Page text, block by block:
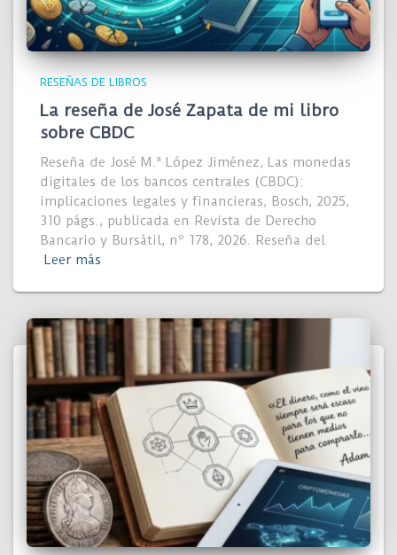
RESEÑAS DE LIBROS
La reseña de José Zapata de mi libro
sobre CBDC
Reseña de José M.ª López Jiménez, Las monedas
digitales de los bancos centrales (CBDC):
implicaciones legales y financieras, Bosch, 2025,
310 págs., publicada en Revista de Derecho
Bancario y Bursátil, nº 178, 2026. Reseña del
Leer más